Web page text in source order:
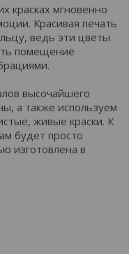
Расстояние до краёв:
красках мгновенно
Красивая печать
ведь эти цветы
помещение
высочайшего
а также используем
живые краски. К
будет просто
изготовлена в